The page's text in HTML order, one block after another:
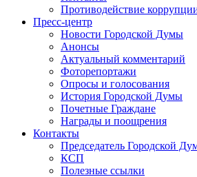
Противодействие
Пресс-центр
Новости Городской Думы
Анонсы
Актуальный комментарий
Фоторепортажи
Опросы и голосования
История Городской Думы
Почетные Граждане
Награды и поощрения
Контакты
Председатель Городской
КСП
Полезные ссылки